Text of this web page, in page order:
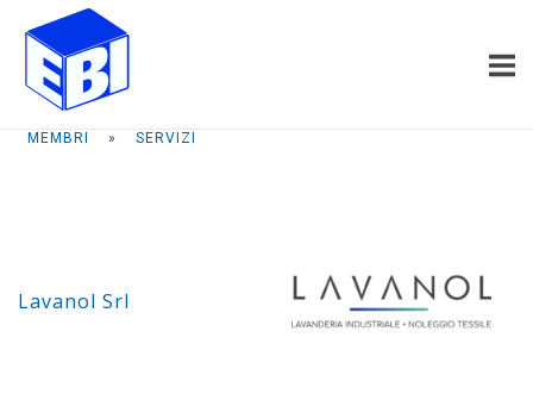
Passa
contenuto
Home
MEMBRI » SERVIZI
Lavanol Srl